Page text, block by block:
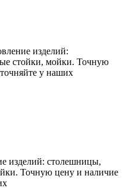
изделий:
стойки, мойки. Точную
у наших
изделий: столешницы,
Точную цену и наличие